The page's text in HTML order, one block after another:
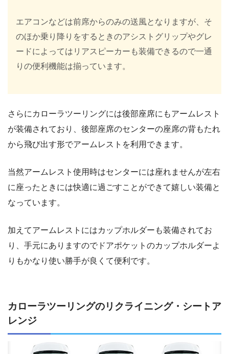
エアコンなどは前席からのみの送風となりますが、そ
のほか乗り降りをするときのアシストグリップやグレ
ードによってはリアスピーカーも装備できるので一通
りの便利機能は揃っています。
さらにカローラツーリングには後部座席にもアームレスト
が装備されており、後部座席のセンターの座席の背もたれ
から飛び出す形でアームレストを利用できます。
当然アームレスト使用時はセンターには座れませんが左右
に座ったときには快適に過ごすことができて嬉しい装備と
なっています。
加えてアームレストにはカップホルダーも装備されてお
り、手元にありますのでドアポケットのカップホルダーよ
りもかなり使い勝手が良くて便利です。
カローラツーリングのリクライニング・シートア
レンジ